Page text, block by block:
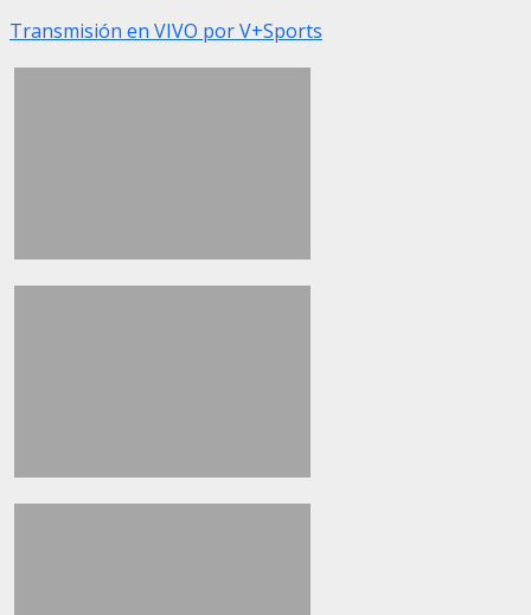
Transmisión en VIVO por V+Sports